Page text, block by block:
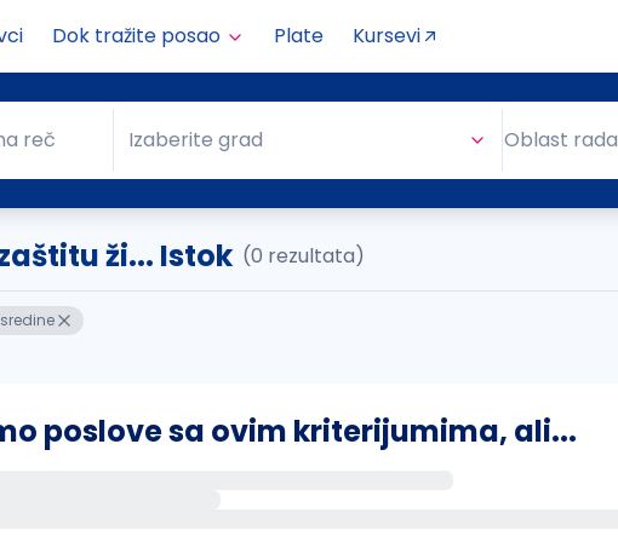
Dok tražite posao Plate Kursevi
rečreč Grad
Izaberite grad Oblast rada
ži... Istok (0 rezultata)
poslove sa ovim kriterijumima, ali...